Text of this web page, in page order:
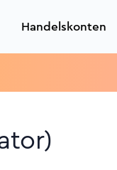
Handelskonten